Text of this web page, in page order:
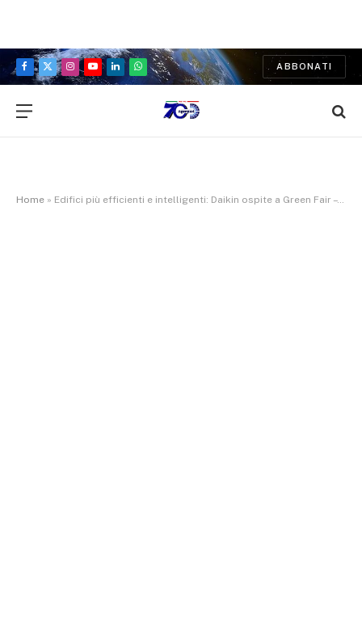
Facebook
X
Instagram
YouTubeLinkedInWhatsApp
ABBONATI
Home » Edifici più efficienti e intelligenti: Daikin ospite a Green Fair – Agorà delle Energie Rinnovabili di Bari